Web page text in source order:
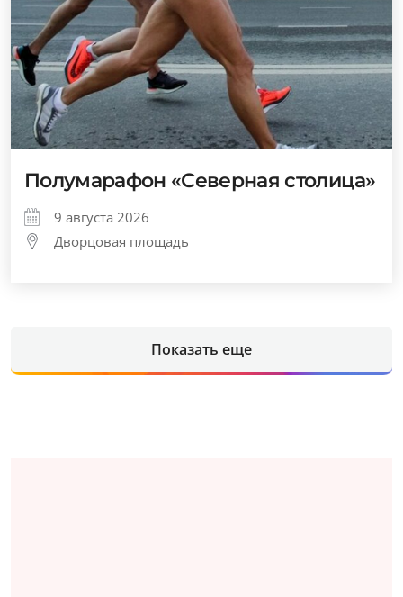
Полумарафон «Северная столица»
9 августа 2026
Дворцовая площадь
Показать еще